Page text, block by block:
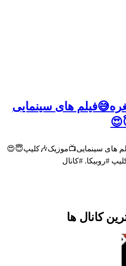
های سینمایی
های سینمایی📺موزیک🎶کلیپ😇😍
#روبیکا. #کانال
کانال ها